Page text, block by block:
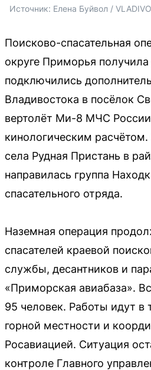
Источник: Елена Буйвол /
Поисково-спасательная
округе Приморья
подключились
Владивостока в посёлок
вертолёт Ми-8 МЧС России
кинологическим
села Рудная Пристань в
направилась группа
спасательного отряда.
Наземная операция
спасателей краевой
службы, десантников и
«Приморская авиабаза».
95 человек. Работы идут в
горной местности и
Росавиацией. Ситуация
контроле Главного